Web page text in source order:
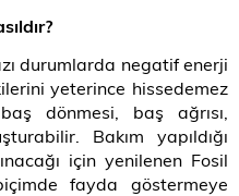
durumlarda negatif enerji
yeterince hissedemez
dönmesi, baş ağrısı,
Bakım yapıldığı
için yenilenen Fosil
fayda göstermeye